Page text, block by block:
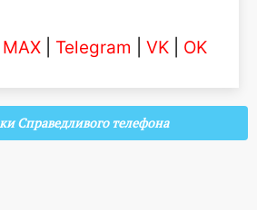
MAX Telegram VK OK
Справедливого телефона